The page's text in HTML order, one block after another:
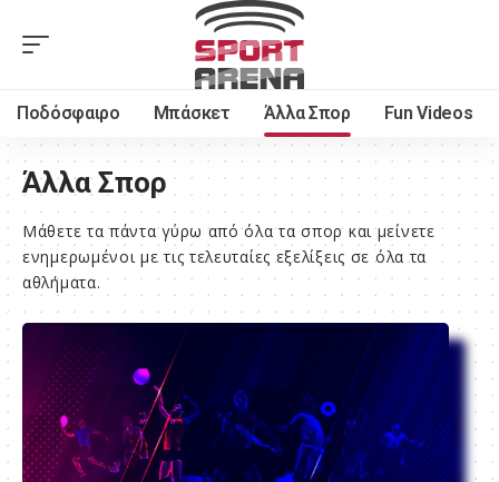
Ποδόσφαιρο Μπάσκετ Άλλα Σπορ Fun Videos
Άλλα Σπορ
Μάθετε τα πάντα γύρω από όλα τα σπορ και μείνετε
ενημερωμένοι με τις τελευταίες εξελίξεις σε όλα τα
αθλήματα.